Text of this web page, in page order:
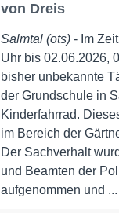
von Dreis
Salmtal (ots) - Im
Uhr bis 02.06.2026,
bisher unbekannte
der Grundschule in
Kinderfahrrad.
im Bereich der
Der Sachverhalt
und Beamten der
aufgenommen und ...